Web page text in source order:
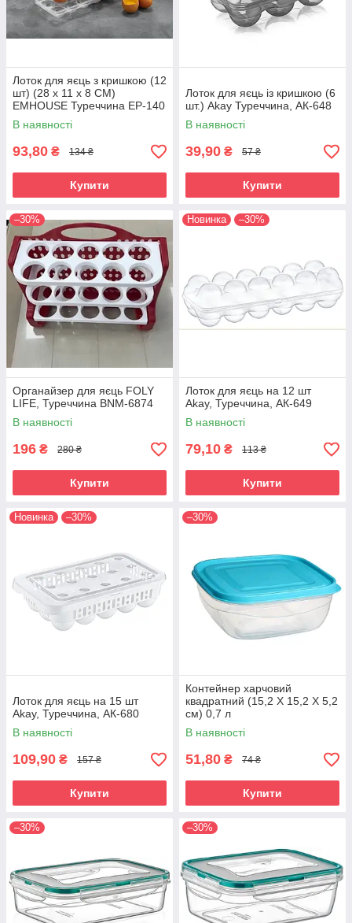
Лоток для яєць з кришкою (12
шт) (28 х 11 х 8 СМ)
ЕMHOUSE Туреччина EP-140
В наявності
93,80 ₴ 134 ₴
Купити
Лоток для яєць із кришкою (6
шт.) Akaу Туреччина, АК-648
В наявності
39,90 ₴ 57 ₴
Купити
–30%
Органайзер для яєць FOLY
LIFE, Туреччина BNM-6874
В наявності
196 ₴ 280 ₴
Купити
Новинка –30%
Лоток для яєць на 12 шт
Akaу, Туреччина, АК-649
В наявності
79,10 ₴ 113 ₴
Купити
Новинка –30%
Лоток для яєць на 15 шт
Akaу, Туреччина, АК-680
В наявності
109,90 ₴ 157 ₴
Купити
–30%
Контейнер харчовий
квадратний (15,2 X 15,2 X 5,2
см) 0,7 л
В наявності
51,80 ₴ 74 ₴
Купити
–30% –30%